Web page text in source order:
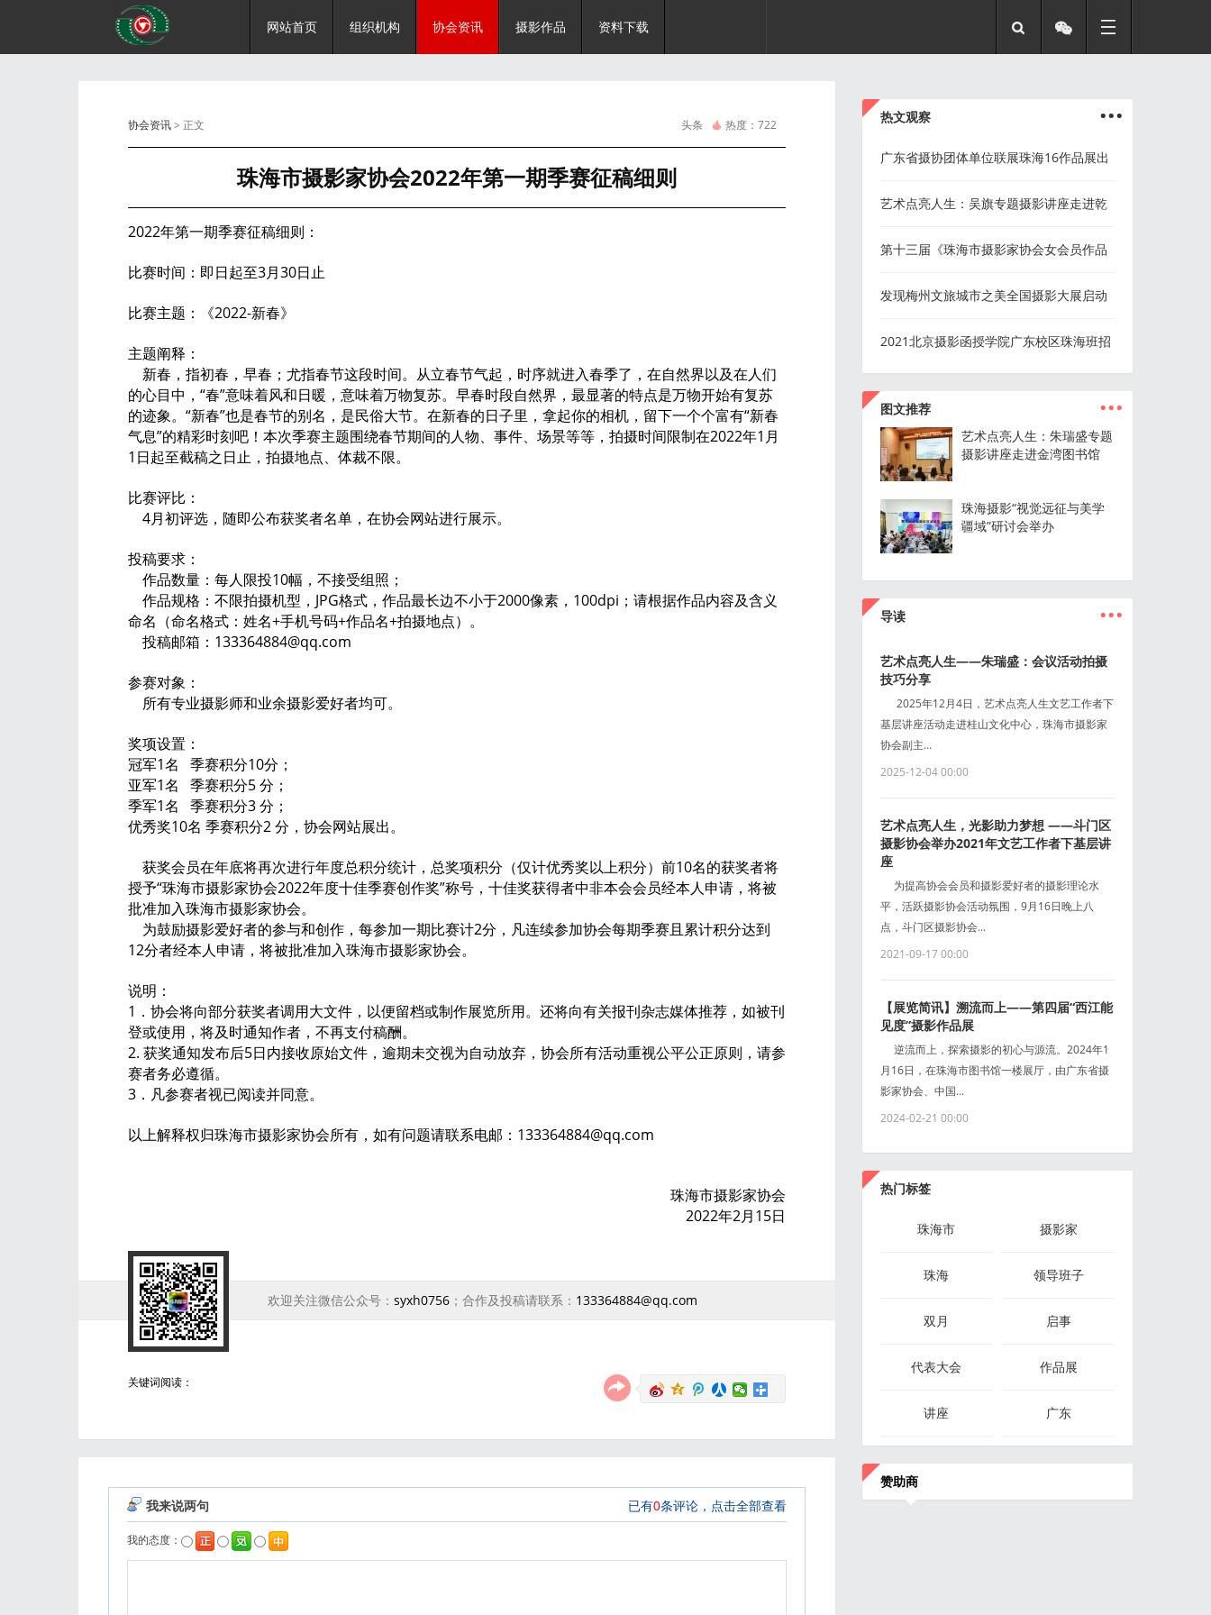
网站首页 组织机构 协会资讯 摄影作品 资料下载
协会资讯> 正文 头条 热度： 722
珠海市摄影家协会2022年第一期季赛征稿细则
2022年第一期季赛征稿细则：
比赛时间：即日起至3月30日止
比赛主题：《2022-新春》
主题阐释：
新春，指初春，早春；尤指春节这段时间。从立春节气起，时序就进入春季了，在自然界以及在人们
的心目中，“春”意味着风和日暖，意味着万物复苏。早春时段自然界，最显著的特点是万物开始有复苏
的迹象。“新春”也是春节的别名，是民俗大节。在新春的日子里，拿起你的相机，留下一个个富有“新春
气息”的精彩时刻吧！本次季赛主题围绕春节期间的人物、事件、场景等等，拍摄时间限制在2022年1月
1日起至截稿之日止，拍摄地点、体裁不限。
比赛评比：
4月初评选，随即公布获奖者名单，在协会网站进行展示。
投稿要求：
作品数量：每人限投10幅，不接受组照；
作品规格：不限拍摄机型，JPG格式，作品最长边不小于2000像素，100dpi；请根据作品内容及含义
命名（命名格式：姓名+手机号码+作品名+拍摄地点）。
投稿邮箱：133364884@qq.com
参赛对象：
所有专业摄影师和业余摄影爱好者均可。
奖项设置：
冠军1名 季赛积分10分；
亚军1名 季赛积分5 分；
季军1名 季赛积分3 分；
优秀奖10名 季赛积分2 分，协会网站展出。
获奖会员在年底将再次进行年度总积分统计，总奖项积分（仅计优秀奖以上积分）前10名的获奖者将
授予“珠海市摄影家协会2022年度十佳季赛创作奖”称号，十佳奖获得者中非本会会员经本人申请，将被
批准加入珠海市摄影家协会。
为鼓励摄影爱好者的参与和创作，每参加一期比赛计2分，凡连续参加协会每期季赛且累计积分达到
12分者经本人申请，将被批准加入珠海市摄影家协会。
说明：
1．协会将向部分获奖者调用大文件，以便留档或制作展览所用。还将向有关报刊杂志媒体推荐，如被刊
登或使用，将及时通知作者，不再支付稿酬。
2. 获奖通知发布后5日内接收原始文件，逾期未交视为自动放弃，协会所有活动重视公平公正原则，请参
赛者务必遵循。
3．凡参赛者视已阅读并同意。
以上解释权归珠海市摄影家协会所有，如有问题请联系电邮：133364884@qq.com
珠海市摄影家协会
2022年2月15日
欢迎关注微信公众号：syxh0756 ；合作及投稿请联系： 133364884@qq.com
关键词阅读：
热文观察 ...
广东省摄协团体单位联展珠海16作品展出
艺术点亮人生：吴旗专题摄影讲座走进乾
务镇夏村村新时代文明实践站
第十三届《珠海市摄影家协会女会员作品
展》开幕
发现梅州文旅城市之美全国摄影大展启动
2021北京摄影函授学院广东校区珠海班招
图文推荐
...
艺术点亮人生：朱瑞盛专题
摄影讲座走进金湾图书馆
珠海摄影“视觉远征与美学
疆域”研讨会举办
导读 ...
艺术点亮人生——朱瑞盛：会议活动拍摄
技巧分享
2025年12月4日，艺术点亮人生文艺工作者下
基层讲座活动走进桂山文化中心，珠海市摄影家
协会副主...
2025-12-04 00:00
艺术点亮人生，光影助力梦想 ——斗门区
摄影协会举办2021年文艺工作者下基层讲
座
为提高协会会员和摄影爱好者的摄影理论水
平，活跃摄影协会活动氛围，9月16日晚上八
点，斗门区摄影协会...
2021-09-17 00:00
【展览简讯】溯流而上——第四届“西江能
见度”摄影作品展
逆流而上，探索摄影的初心与源流。2024年1
月16日，在珠海市图书馆一楼展厅，由广东省摄
影家协会、中国...
2024-02-21 00:00
热门标签
珠海市 摄影家
珠海 领导班子
双月 启事
代表大会 作品展
讲座 广东
赞助商